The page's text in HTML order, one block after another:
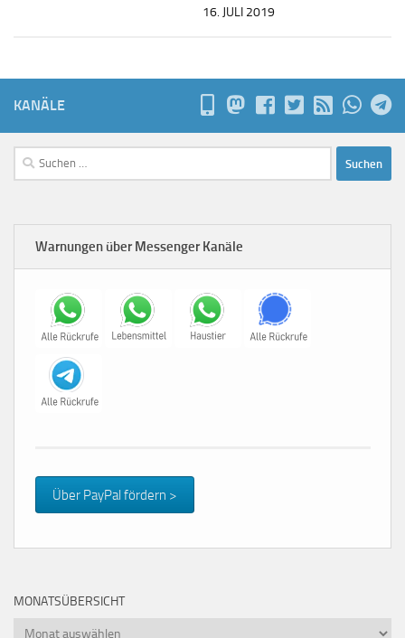
16. JULI 2019
KANÄLE
Suchen
nach:
Warnungen über Messenger Kanäle
Über PayPal fördern >
MONATSÜBERSICHT
Monatsübersicht